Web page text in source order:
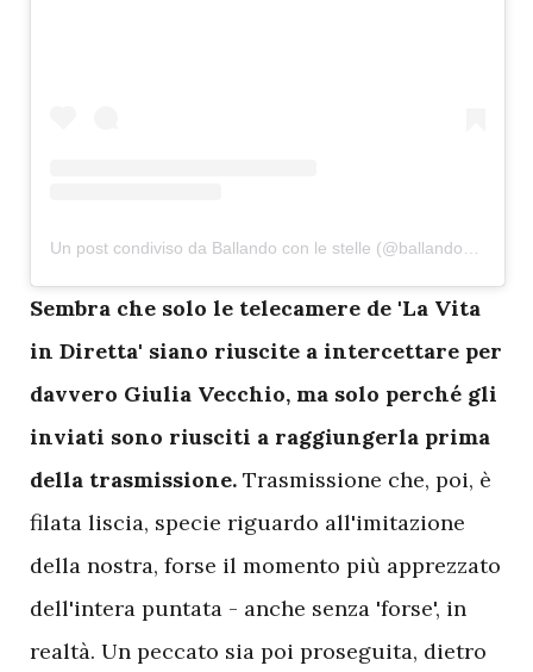
Sembra che solo le telecamere de 'La Vita
in Diretta' siano riuscite a intercettare per
davvero Giulia Vecchio, ma solo perché gli
inviati sono riusciti a raggiungerla prima
della trasmissione. Trasmissione che, poi, è
filata liscia, specie riguardo all'imitazione
della nostra, forse il momento più apprezzato
dell'intera puntata - anche senza 'forse', in
realtà. Un peccato sia poi proseguita, dietro